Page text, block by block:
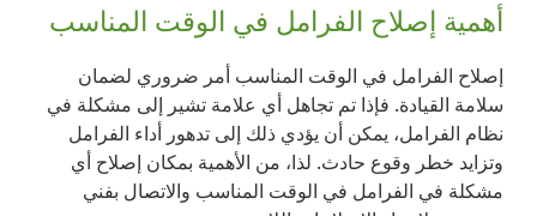
أهمية إصلاح الفرامل في الوقت المناسب
إصلاح الفرامل في الوقت المناسب أمر ضروري لضمان
سلامة القيادة. فإذا تم تجاهل أي علامة تشير إلى مشكلة في
نظام الفرامل، يمكن أن يؤدي ذلك إلى تدهور أداء الفرامل
وتزايد خطر وقوع حادث. لذا، من الأهمية بمكان إصلاح أي
مشكلة في الفرامل في الوقت المناسب والاتصال بفني